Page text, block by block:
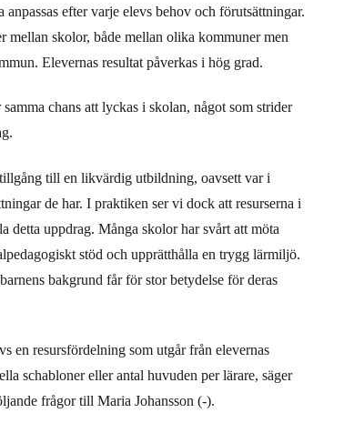
efter varje elevs behov och förutsättningar.
mellan skolor, både mellan olika kommuner men
Elevernas resultat påverkas i hög grad.
chans att lyckas i skolan, något som strider
till en likvärdig utbildning, oavsett var i
de har. I praktiken ser vi dock att resurserna i
detta uppdrag. Många skolor har svårt att möta
stöd och upprätthålla en trygg lärmiljö.
bakgrund får för stor betydelse för deras
en resursfördelning som utgår från elevernas
schabloner eller antal huvuden per lärare, säger
frågor till Maria Johansson (-).